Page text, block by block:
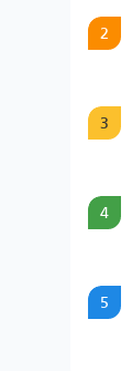
2
3
4
5